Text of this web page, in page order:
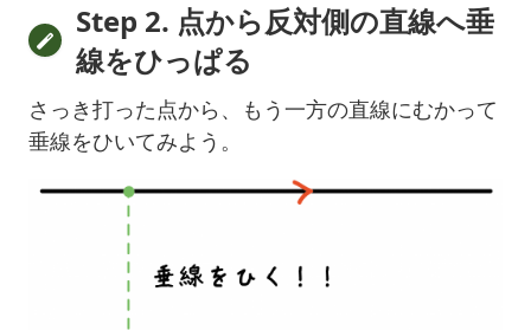
Step 2. 点から反対側の直線へ垂
線をひっぱる
さっき打った点から、もう一方の直線にむかって
垂線をひいてみよう。